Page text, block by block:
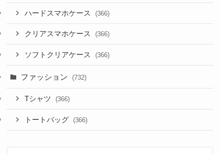
ハードスマホケース (366)
クリアスマホケース (366)
ソフトクリアケース (366)
ファッション (732)
Tシャツ (366)
トートバッグ (366)